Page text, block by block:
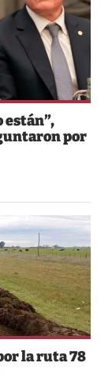
están”,
por
la ruta 78